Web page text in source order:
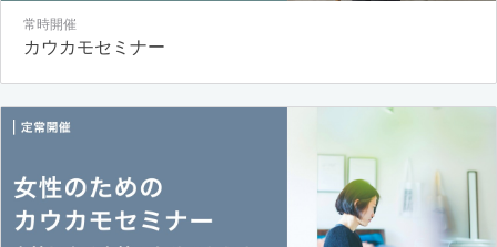
常時開催
カウカモセミナー